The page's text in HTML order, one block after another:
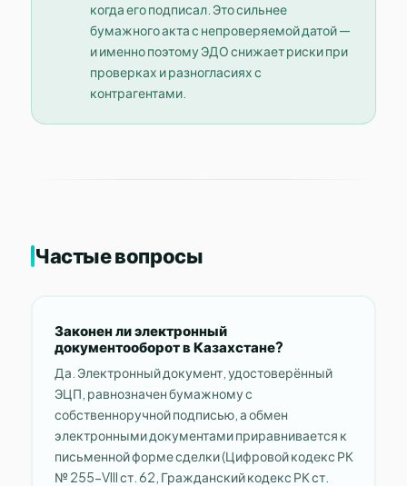
когда его подписал. Это сильнее
бумажного акта с непроверяемой датой —
и именно поэтому ЭДО снижает риски при
проверках и разногласиях с
контрагентами.
Частые вопросы
Законен ли электронный
документооборот в Казахстане?
Да. Электронный документ, удостоверённый
ЭЦП, равнозначен бумажному с
собственноручной подписью, а обмен
электронными документами приравнивается к
письменной форме сделки (Цифровой кодекс РК
№ 255-VIII ст. 62, Гражданский кодекс РК ст.